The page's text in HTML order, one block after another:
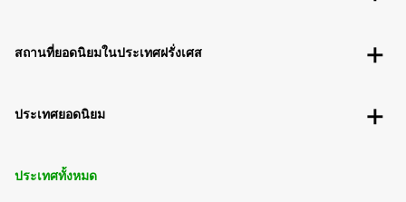
สถานที่ยอดนิยมในประเทศฝรั่งเศส
ประเทศยอดนิยม
ประเทศทั้งหมด